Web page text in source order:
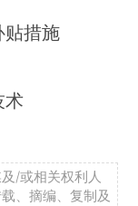
贴措施
术
/或相关权利人
、摘编、复制及